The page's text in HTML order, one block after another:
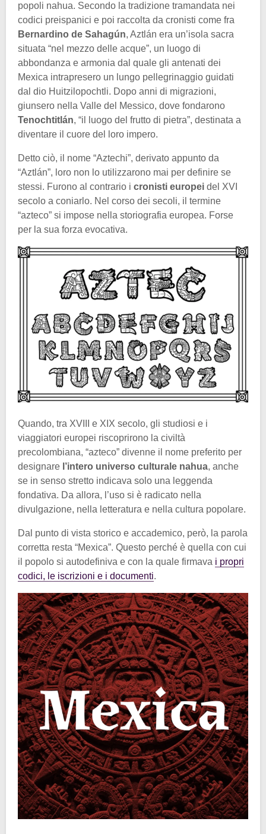
popoli nahua. Secondo la tradizione tramandata nei
codici preispanici e poi raccolta da cronisti come fra
Bernardino de Sahagún, Aztlán era un’isola sacra
situata “nel mezzo delle acque”, un luogo di
abbondanza e armonia dal quale gli antenati dei
Mexica intrapresero un lungo pellegrinaggio guidati
dal dio Huitzilopochtli. Dopo anni di migrazioni,
giunsero nella Valle del Messico, dove fondarono
Tenochtitlán, “il luogo del frutto di pietra”, destinata a
diventare il cuore del loro impero.
Detto ciò, il nome “Aztechi”, derivato appunto da
“Aztlán”, loro non lo utilizzarono mai per definire se
stessi. Furono al contrario i cronisti europei del XVI
secolo a coniarlo. Nel corso dei secoli, il termine
“azteco” si impose nella storiografia europea. Forse
per la sua forza evocativa.
Quando, tra XVIII e XIX secolo, gli studiosi e i
viaggiatori europei riscoprirono la civiltà
precolombiana, “azteco” divenne il nome preferito per
designare l’intero universo culturale nahua, anche
se in senso stretto indicava solo una leggenda
fondativa. Da allora, l’uso si è radicato nella
divulgazione, nella letteratura e nella cultura popolare.
Dal punto di vista storico e accademico, però, la parola
corretta resta “Mexica”. Questo perché è quella con cui
il popolo si autodefiniva e con la quale firmava i propri
codici, le iscrizioni e i documenti.